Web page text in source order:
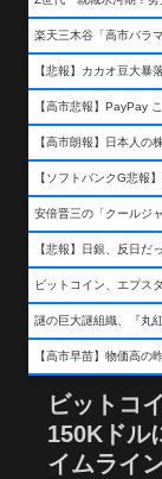
【悲報】カカオ豆大暴
【高市悲報】PayPay
【高市朗報】日本人の
【悲報】日銀、反日だ
ビットコイン、エプ
ビットコ
150Kドル
イムライ